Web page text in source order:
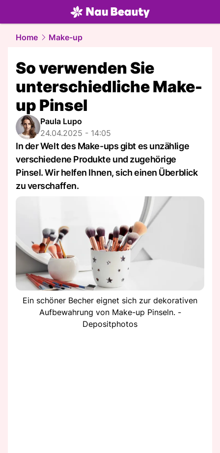
beauty.NAU.ch
Home Make-up
So verwenden Sie
unterschiedliche Make-
up Pinsel
Paula Lupo
24.04.2025 - 14:05
In der Welt des Make-ups gibt es unzählige
verschiedene Produkte und zugehörige
Pinsel. Wir helfen Ihnen, sich einen Überblick
zu verschaffen.
Ein schöner Becher eignet sich zur dekorativen
Aufbewahrung von Make-up Pinseln. -
Depositphotos